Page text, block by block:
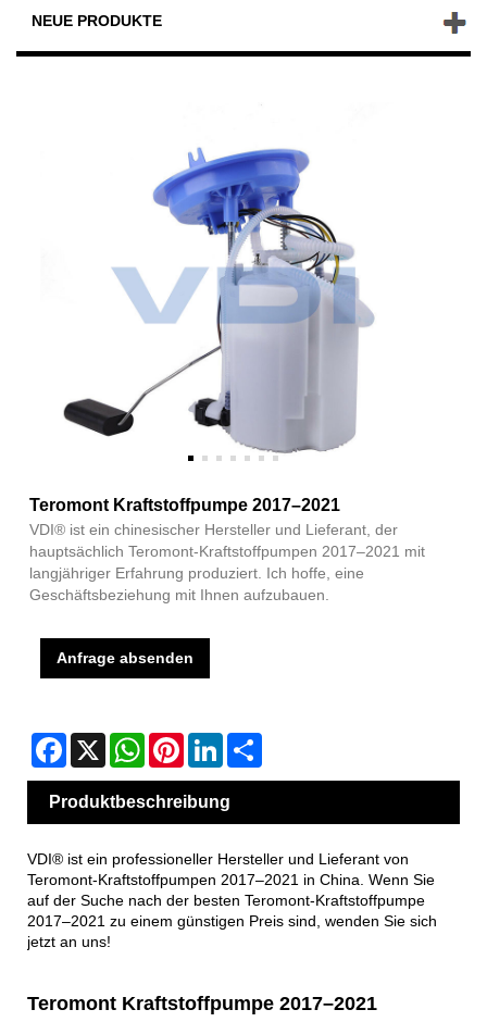
NEUE PRODUKTE
Teromont Kraftstoffpumpe 2017–2021
VDI® ist ein chinesischer Hersteller und Lieferant, der
hauptsächlich Teromont-Kraftstoffpumpen 2017–2021 mit
langjähriger Erfahrung produziert. Ich hoffe, eine
Geschäftsbeziehung mit Ihnen aufzubauen.
Anfrage absenden
Facebook
X WhatsAppPinterestLinkedIn
Produktbeschreibung
VDI® ist ein professioneller Hersteller und Lieferant von
Teromont-Kraftstoffpumpen 2017–2021 in China. Wenn Sie
auf der Suche nach der besten Teromont-Kraftstoffpumpe
2017–2021 zu einem günstigen Preis sind, wenden Sie sich
jetzt an uns!
Teromont Kraftstoffpumpe 2017–2021